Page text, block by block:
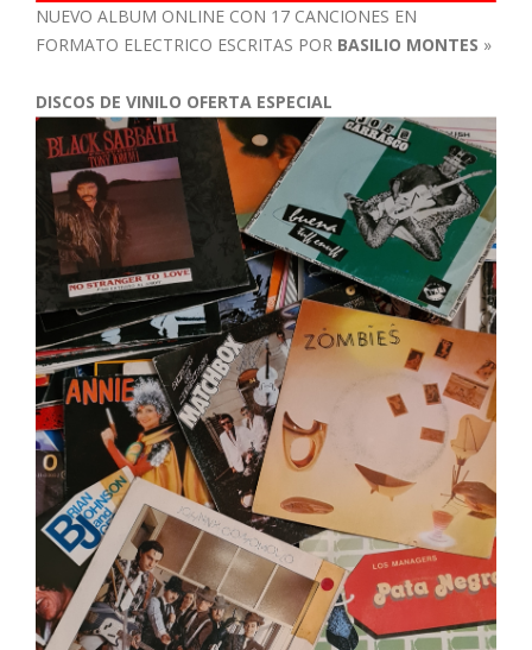
NUEVO ALBUM ONLINE CON 17 CANCIONES EN
FORMATO ELECTRICO ESCRITAS POR BASILIO MONTES »
DISCOS DE VINILO OFERTA ESPECIAL